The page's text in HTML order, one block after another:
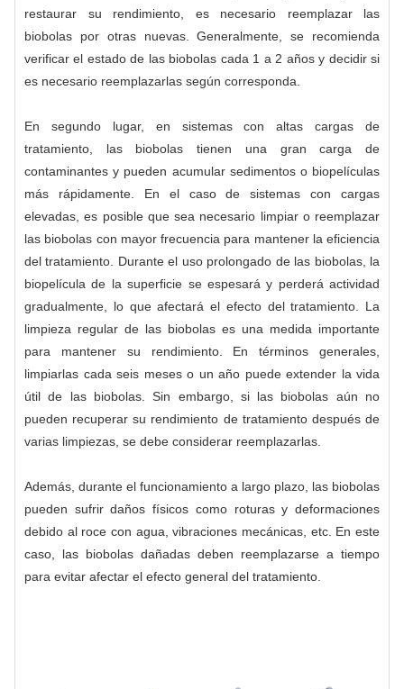
restaurar su rendimiento, es necesario reemplazar las
biobolas por otras nuevas. Generalmente, se recomienda
verificar el estado de las biobolas cada 1 a 2 años y decidir si
es necesario reemplazarlas según corresponda.
En segundo lugar, en sistemas con altas cargas de
tratamiento, las biobolas tienen una gran carga de
contaminantes y pueden acumular sedimentos o biopelículas
más rápidamente. En el caso de sistemas con cargas
elevadas, es posible que sea necesario limpiar o reemplazar
las biobolas con mayor frecuencia para mantener la eficiencia
del tratamiento. Durante el uso prolongado de las biobolas, la
biopelícula de la superficie se espesará y perderá actividad
gradualmente, lo que afectará el efecto del tratamiento. La
limpieza regular de las biobolas es una medida importante
para mantener su rendimiento. En términos generales,
limpiarlas cada seis meses o un año puede extender la vida
útil de las biobolas. Sin embargo, si las biobolas aún no
pueden recuperar su rendimiento de tratamiento después de
varias limpiezas, se debe considerar reemplazarlas.
Además, durante el funcionamiento a largo plazo, las biobolas
pueden sufrir daños físicos como roturas y deformaciones
debido al roce con agua, vibraciones mecánicas, etc. En este
caso, las biobolas dañadas deben reemplazarse a tiempo
para evitar afectar el efecto general del tratamiento.